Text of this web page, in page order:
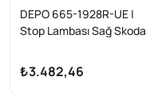
DEPO 665-1928R-UE |
Stop Lambası Sağ Skoda
₺3.482,46